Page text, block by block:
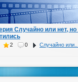
Случайно или нет,
2 0 Случайно